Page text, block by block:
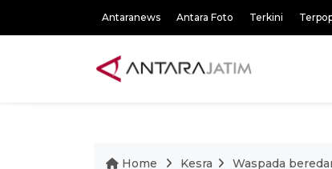
Antaranews Antara Foto Terkini
Home Kesra Waspada